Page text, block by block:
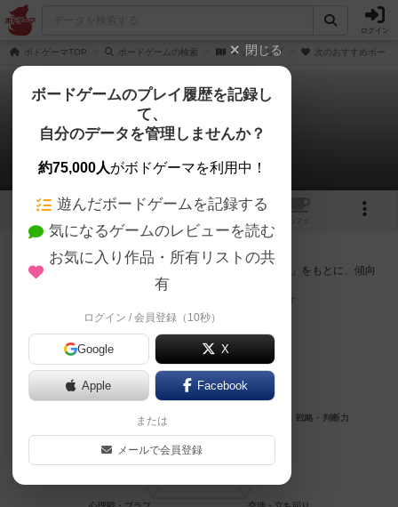
ログイン
ボドゲーマTOP ボードゲームの検索 マッド・リブ 次のおすすめボード
マッド・リブ
次のおすすめボードゲーム
1 1
『マッド・リブ』が好きな方へのおすすめ
このゲームのトップページで投票された「プレイ感の評価」をもとに、傾向
が近いボードゲームをランキング形式で紹介します。
閉じる
ボードゲームのプレイ履歴を記録し
て、
自分のデータを管理しませんか？
約75,000人がボドゲーマを利用中！
遊んだボードゲームを記録する
気になるゲームのレビューを読む
お気に入り作品・所有リストの共
有
ログイン / 会員登録（10秒）
Google X
Apple Facebook
または
メールで会員登録